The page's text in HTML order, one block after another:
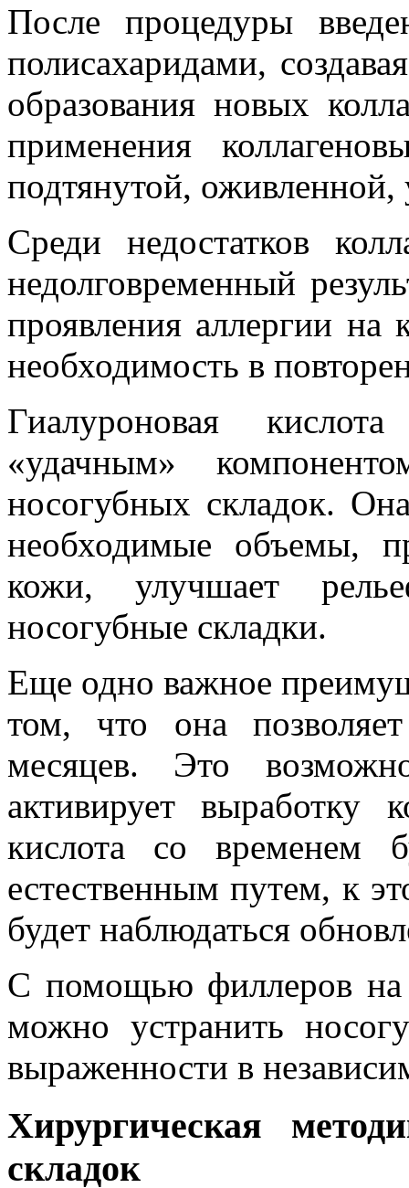
После процедуры
полисахаридами,
образования новых
применения
подтянутой, оживленной,
Среди недостатков
недолговременный
проявления аллергии на
необходимость в
Гиалуроновая
«удачным»
носогубных складок.
необходимые объемы,
кожи, улучшает
носогубные складки.
Еще одно важное
том, что она
месяцев. Это
активирует выработку
кислота со временем
естественным путем, к
будет наблюдаться
С помощью филлеров на
можно устранить
выраженности в
Хирургическая
складок